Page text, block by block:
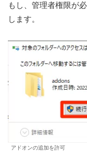
もし、管理者権限が
します。
アドオンの追加を許可